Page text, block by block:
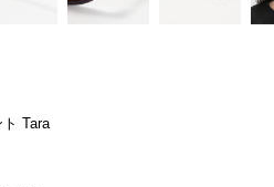
Tara